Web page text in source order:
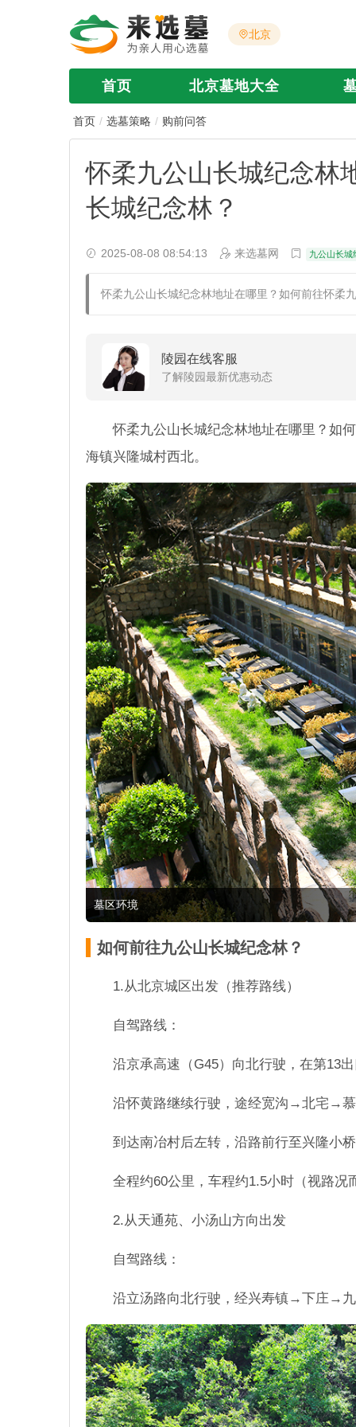
北京
首页 北京墓地大全
首页 选墓策略 购前问答
怀柔九公山长城纪念林
长城纪念林？
2025-08-08 08:54:13 来选墓网 九公山长城
怀柔九公山长城纪念林地址在哪里？如何前往怀柔
陵园在线客服
了解陵园最新优惠动态
怀柔九公山长城纪念林地址在哪里？如
海镇兴隆城村西北。
墓区环境
如何前往九公山长城纪念林？
1.从北京城区出发（推荐路线）
自驾路线：
沿京承高速（G45）向北行驶，在第13
沿怀黄路继续行驶，途经宽沟→北宅→
到达南冶村后左转，沿路前行至兴隆小
全程约60公里，车程约1.5小时（视路况
2.从天通苑、小汤山方向出发
自驾路线：
沿立汤路向北行驶，经兴寿镇→下庄→